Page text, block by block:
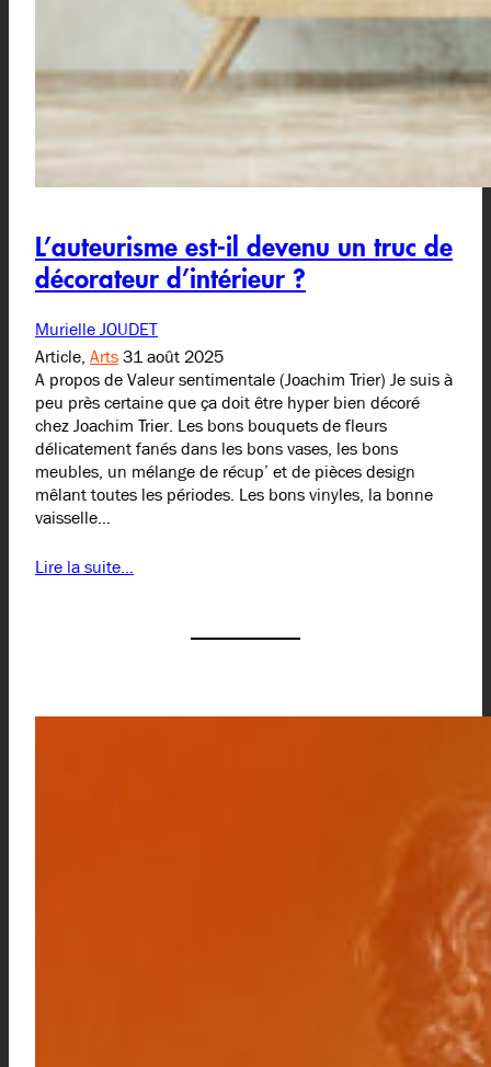
L’auteurisme est-il devenu un truc de
décorateur d’intérieur ?
Murielle JOUDET
Article, Arts31 août 2025
A propos de Valeur sentimentale (Joachim Trier) Je suis à
peu près certaine que ça doit être hyper bien décoré
chez Joachim Trier. Les bons bouquets de fleurs
délicatement fanés dans les bons vases, les bons
meubles, un mélange de récup’ et de pièces design
mêlant toutes les périodes. Les bons vinyles, la bonne
vaisselle…
Lire la suite…